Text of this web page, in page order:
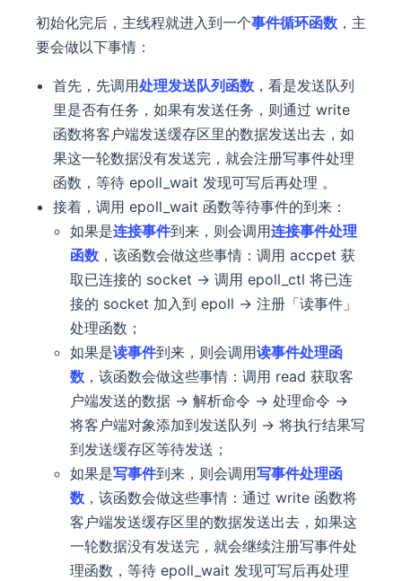
初始化完后，主线程就进入到一个事件循环函数 ，主
要会做以下事情：
首先，先调用处理发送队列函数 ，看是发送队列
里是否有任务，如果有发送任务，则通过 write
函数将客户端发送缓存区里的数据发送出去，如
果这一轮数据没有发送完，就会注册写事件处理
函数，等待 epoll_wait 发现可写后再处理 。
接着，调用 epoll_wait 函数等待事件的到来：
如果是连接事件到来，则会调用连接事件处理
函数 ，该函数会做这些事情：调用 accpet 获
取已连接的 socket -> 调用 epoll_ctl 将已连
接的 socket 加入到 epoll -> 注册「读事件」
处理函数；
如果是读事件到来，则会调用读事件处理函
数 ，该函数会做这些事情：调用 read 获取客
户端发送的数据 -> 解析命令 -> 处理命令 ->
将客户端对象添加到发送队列 -> 将执行结果写
到发送缓存区等待发送；
如果是写事件到来，则会调用写事件处理函
数 ，该函数会做这些事情：通过 write 函数将
客户端发送缓存区里的数据发送出去，如果这
一轮数据没有发送完，就会继续注册写事件处
理函数，等待 epoll_wait 发现可写后再处理